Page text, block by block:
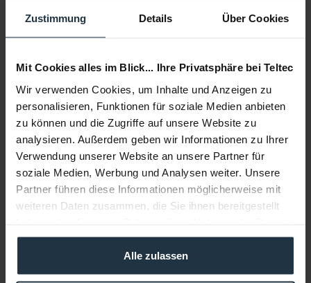
Zustimmung Details Über Cookies
Mit Cookies alles im Blick... Ihre Privatsphäre bei Teltec
Wir verwenden Cookies, um Inhalte und Anzeigen zu
personalisieren, Funktionen für soziale Medien anbieten
zu können und die Zugriffe auf unsere Website zu
analysieren. Außerdem geben wir Informationen zu Ihrer
Verwendung unserer Website an unsere Partner für
soziale Medien, Werbung und Analysen weiter. Unsere
Partner führen diese Informationen möglicherweise mit
weiteren Daten zusammen, die Sie ihnen bereitgestellt
gesammelt haben.
Alle zulassen
Infos zu Hersteller & Produktsicherheit
Folgende Infos zum Hersteller sind verfübar......
Weitere Artikel von Avid ansehen